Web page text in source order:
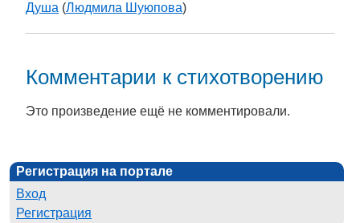
Душа (Людмила Шуюпова)
Комментарии к стихотворению
Это произведение ещё не комментировали.
Регистрация на портале
Вход
Регистрация